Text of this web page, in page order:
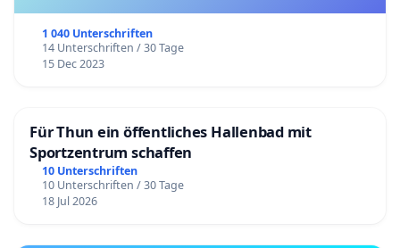
1 040 Unterschriften
14 Unterschriften / 30 Tage
15 Dec 2023
Für Thun ein öffentliches Hallenbad mit
Sportzentrum schaffen
10 Unterschriften
10 Unterschriften / 30 Tage
18 Jul 2026